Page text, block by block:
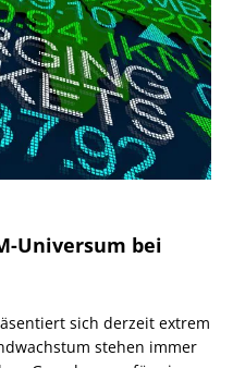
Universum bei
sich derzeit extrem
stehen immer